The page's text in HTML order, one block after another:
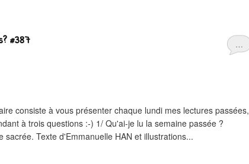
…
#387
consiste à vous présenter chaque lundi mes lectures passées,
à trois questions :-) 1/ Qu'ai-je lu la semaine passée ?
sacrée. Texte d'Emmanuelle HAN et illustrations...